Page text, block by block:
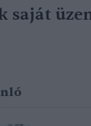
saját